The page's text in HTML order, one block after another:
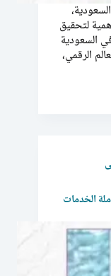
لتحقيق
السعودية
الرقمي،
الخدمات